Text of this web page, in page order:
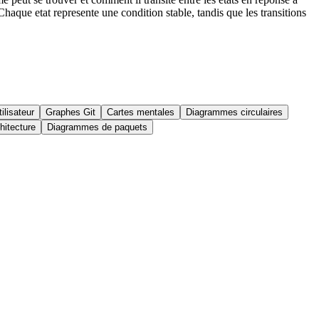
etat represente une condition stable, tandis que les transitions
Graphes Git Cartes mentales
Diagrammes circulaires
Diagrammes de paquets